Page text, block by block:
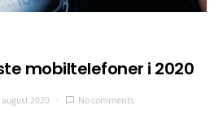
mobiltelefoner i 2020
august 2020 No comments